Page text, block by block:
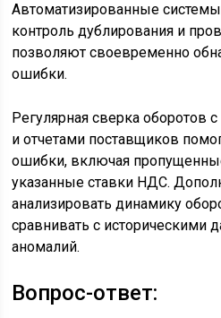
Автоматизированные
контроль дублирования и
позволяют своевременно
ошибки.
Регулярная сверка оборотов
и отчетами поставщиков
ошибки, включая
указанные ставки НДС.
анализировать динамику
сравнивать с
аномалий.
Вопрос-ответ: